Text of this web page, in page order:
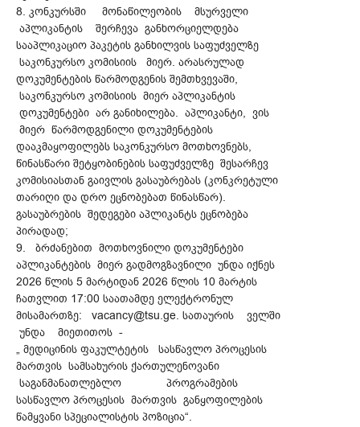
8. კონკურსში მონაწილეობის მსურველი
აპლიკანტის შერჩევა განხორციელდება
სააპლიკაციო პაკეტის განხილვის საფუძველზე
საკონკურსო კომისიის მიერ. არასრულად
დოკუმენტების წარმოდგენის შემთხვევაში,
საკონკურსო კომისიის მიერ აპლიკანტის
დოკუმენტები არ განიხილება. აპლიკანტი, ვის
მიერ წარმოდგენილი დოკუმენტების
დააკმაყოფილებს საკონკურსო მოთხოვნებს,
წინასწარი შეტყობინების საფუძველზე შესარჩევ
კომისიასთან გაივლის გასაუბრებას (კონკრეტული
თარიღი და დრო ეცნობებათ წინასწარ).
გასაუბრების შედეგები აპლიკანტს ეცნობება
პირადად;
9. ბრძანებით მოთხოვნილი დოკუმენტები
აპლიკანტების მიერ გადმოგზავნილი უნდა იქნეს
2026 წლის 5 მარტიდან 2026 წლის 10 მარტის
ჩათვლით 17:00 საათამდე ელექტრონულ
მისამართზე: vacancy@tsu.ge. სათაურის ველში
უნდა მიეთითოს -
„ მედიცინის ფაკულტეტის სასწავლო პროცესის
მართვის სამსახურის ქართულენოვანი
საგანმანათლებლო პროგრამების
სასწავლო პროცესის მართვის განყოფილების
წამყვანი სპეციალისტის პოზიცია“.